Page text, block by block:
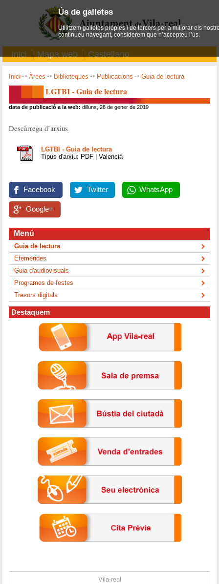
Inici Mapa web Castellano
Inici ->Àrees -> Biblioteques -> Publicacions ->Guia de lectura
LGTBI - Guia de lectura
data de publicació a la web: dilluns, 28 de gener de 2019
Descàrrega d’arxius
LGTBI - Guia de lectura
Tipus d'arxiu: PDF | Valencià
Facebook Twitter WhatsApp
Google+
Menú
Guia de lectura
Efemèrides
Guia d'audiovisuals
Programes de festes
Tresors digitals
Destaquem
Vila-real
Ús de galletes
Utilitzem galletes pròpies i de tercers per a millorar els
continueu navegant, considerem que n’accepteu l’ús.